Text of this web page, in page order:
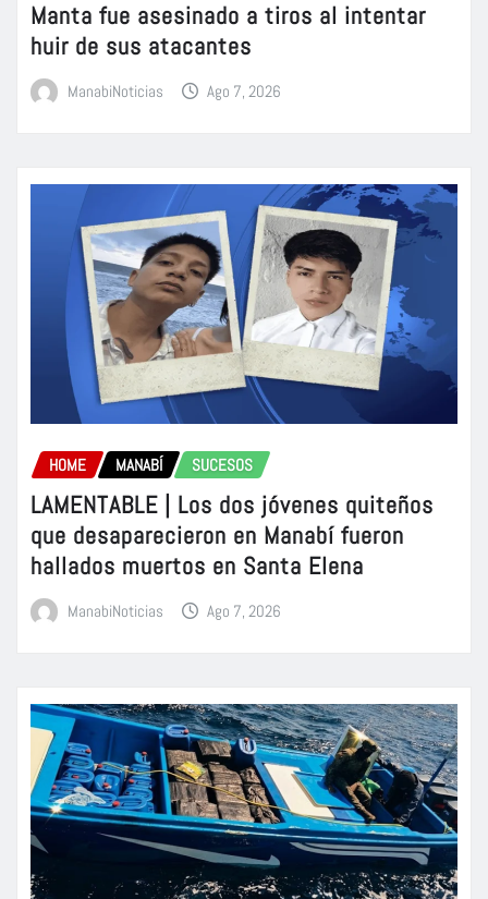
Manta fue asesinado a tiros al intentar
huir de sus atacantes
ManabiNoticias Ago 7, 2026
HOME MANABÍ SUCESOS
LAMENTABLE | Los dos jóvenes quiteños
que desaparecieron en Manabí fueron
hallados muertos en Santa Elena
ManabiNoticias Ago 7, 2026